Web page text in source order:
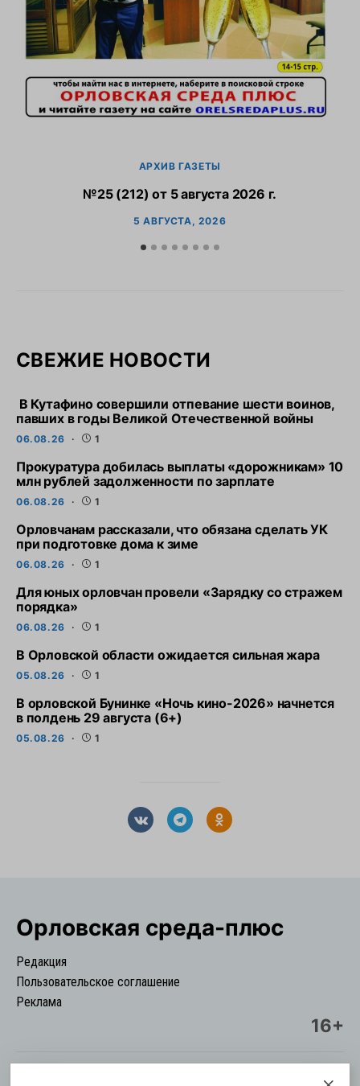
АРХИВ ГАЗЕТЫ
№25 (212) от 5 августа 2026 г.
5 АВГУСТА, 2026
СВЕЖИЕ НОВОСТИ
В Кутафино совершили отпевание шести воинов,
павших в годы Великой Отечественной войны
06.08.26 1
Прокуратура добилась выплаты «дорожникам» 10
млн рублей задолженности по зарплате
06.08.26 1
Орловчанам рассказали, что обязана сделать УК
при подготовке дома к зиме
06.08.26 1
Для юных орловчан провели «Зарядку со стражем
порядка»
06.08.26 1
В Орловской области ожидается сильная жара
05.08.26 1
В орловской Бунинке «Ночь кино-2026» начнется
в полдень 29 августа (6+)
05.08.26 1
Орловская cреда-плюс
Редакция
Пользовательское соглашение
Реклама
16+